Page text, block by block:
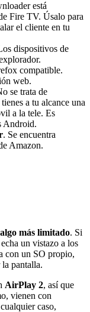
está
Fire TV. Úsalo para
el cliente en tu
dispositivos de
compatible.
web.
se trata de
a tu alcance una
a la tele. Es
Android.
. Se encuentra
Amazon.
más limitado. Si
un vistazo a los
con un SO propio,
pantalla.
AirPlay 2, así que
vienen con
caso,